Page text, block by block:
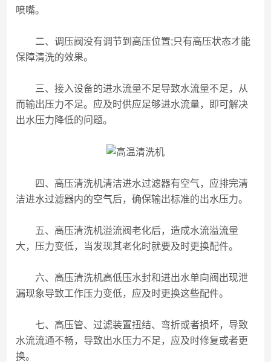
喷嘴。
二、调压阀没有调节到高压位置;只有高压状态才能
保障清洗的效果。
三、接入设备的进水流量不足导致水流量不足，从
而输出压力不足。应及时供应足够进水流量，即可解决
出水压力降低的问题。
四、高压清洗机清洁进水过滤器有空气，应排完清
洁进水过滤器内的空气后，确保输出标准的出水压力。
五、高压清洗机溢流阀老化后，造成水流溢流量
大，压力变低，当发现其老化时就要及时更换配件。
六、高压清洗机高低压水封和进出水单向阀出现泄
漏现象导致工作压力变低，应及时更换这些配件。
七、高压管、过滤装置扭结、弯折或者损坏，导致
水流流通不畅，导致出水压力不足，应及时修复或者更
换。